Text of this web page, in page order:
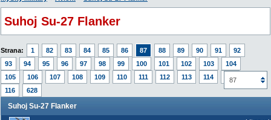
Suhoj Su-27 Flanker
Strana: 1 82 83 84 85 86 87 88 89 90 91
92
93
94 95 96 97 98 99 100 101 102 103
104
105
106 107 108 109 110 111 112 113 114
115
116
628
87
Suhoj Su-27 Flanker